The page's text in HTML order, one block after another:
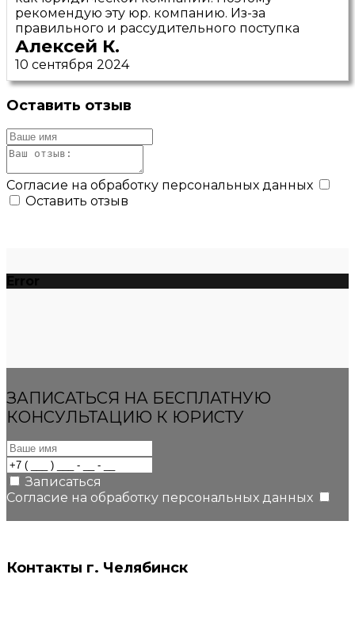
рекомендую эту юр. компанию. Из-за
правильного и рассудительного поступка
Алексей К.
10 сентября 2024
Оставить отзыв
Согласие на обработку персональных данных
Оставить отзыв
Error
ЗАПИСАТЬСЯ НА БЕСПЛАТНУЮ
КОНСУЛЬТАЦИЮ К ЮРИСТУ
Записаться
Согласие на обработку персональных данных
Контакты г. Челябинск